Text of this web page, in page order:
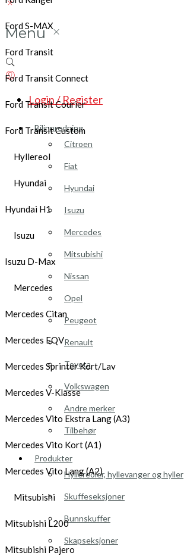
Menu
Login / Register
Bilinnredning
Citroen
Fiat
Hyundai
Isuzu
Mercedes
Mitsubishi
Nissan
Opel
Peugeot
Renault
Toyota
Volkswagen
Andre merker
Tilbehør
Produkter
Hyllereoler, hyllevanger og hyller
Skuffeseksjoner
Bunnskuffer
Skapseksjoner
Ford S-MAX
Ford Transit
Ford Transit Connect
Ford Transit Courier
Ford Transit Custom
Hyllereol
Hyundai
Hyundai H1
Isuzu
Isuzu D-Max
Mercedes
Mercedes Citan
Mercedes EQV
Mercedes Sprinter Kort/Lav
Mercedes V-Klasse
Mercedes Vito Ekstra Lang (A3)
Mercedes Vito Kort (A1)
Mercedes Vito Lang (A2)
Mitsubishi
Mitsubishi L200
Mitsubishi Pajero